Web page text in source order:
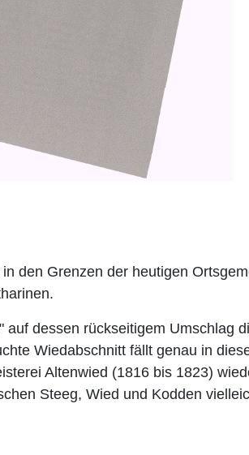
den Grenzen der heutigen
dessen rückseitigem Umschlag
Wiedabschnitt fällt genau in
Altenwied (1816 bis 1823)
Steeg, Wied und Kodden